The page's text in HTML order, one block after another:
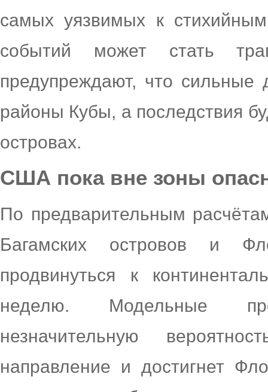
самых уязвимых к
событий может стать
предупреждают, что
районы Кубы, а последствия
островах.
США пока вне зоны
По предварительным
Багамских островов и
продвинуться к
неделю. Модельные
незначительную
направление и достигнет